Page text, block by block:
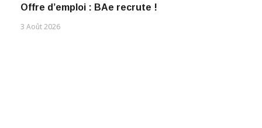
Offre d’emploi : BAe recrute !
3 Août 2026